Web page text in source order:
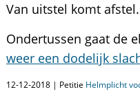
Van uitstel komt afstel.
Ondertussen gaat de
weer een dodelijk
12-12-2018 | Petitie Helmplicht